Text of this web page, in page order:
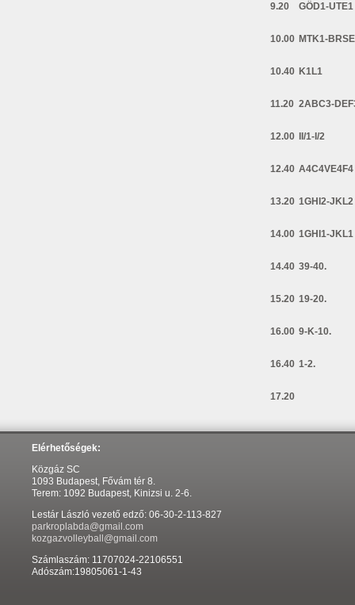
9.20 GÖD1-UTE1
10.00 MTK1-
10.40 K1L1
11.20 2ABC3-
12.00 II/1-I/2
12.40 A4C4VE4F4
13.20 1GHI2-JKL2
14.00 1GHI1-JKL1
14.40 39-40.
15.20 19-20.
16.00 9-K-10.
16.40 1-2.
17.20
Elérhetőségek:
Közgáz SC
1093 Budapest, Fővám tér 8.
Terem: 1092 Budapest, Kinizsi u. 2-6.
Lestár László vezető edző: 06-30-2-113-827
parkroplabda@gmail.com
kozgazvolleyball@gmail.com
Számlaszám: 11707024-22106551
Adószám:19805061-1-43